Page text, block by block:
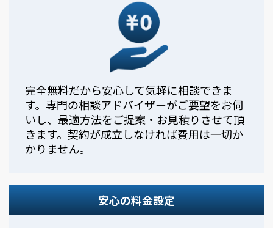
完全無料だから安心して気軽に相談できま
す。専門の相談アドバイザーがご要望をお伺
いし、最適方法をご提案・お見積りさせて頂
きます。契約が成立しなければ費用は一切か
かりません。
安心の料金設定